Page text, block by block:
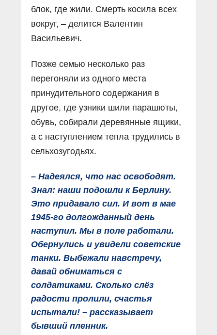
блок, где жили. Смерть косила всех
вокруг, – делится Валентин
Васильевич.
Позже семью несколько раз
перегоняли из одного места
принудительного содержания в
другое, где узники шили парашюты,
обувь, собирали деревянные ящики,
а с наступлением тепла трудились в
сельхозугодьях.
– Надеялся, что нас освободят.
Знал: наши подошли к Берлину.
Это придавало сил. И вот в мае
1945-го долгожданный день
наступил. Мы в поле работали.
Обернулись и увидели советские
танки. Выбежали навстречу,
давай обниматься с
солдатиками. Сколько слёз
радости пролили, счастья
испытали! – рассказывает
бывший пленник.